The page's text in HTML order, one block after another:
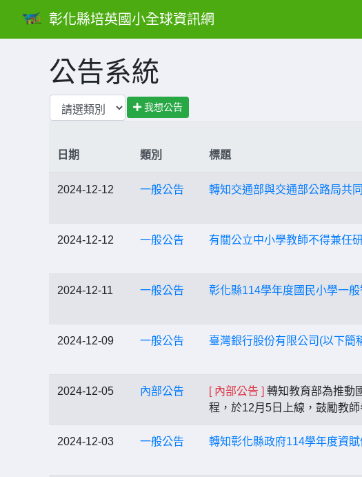
彰化縣培英國小全球資訊網
公告系統
我想公告
日期 類別 標題
2024-12-12 一般公告 轉知交通部與交通部公路局共
2024-12-12 一般公告 有關公立中小學教師不得兼任
2024-12-11 一般公告 彰化縣114學年度國民小學一
2024-12-09 一般公告 臺灣銀行股份有限公司(以下
2024-12-05 內部公告 [ 內部公告 ] 轉知教育部為推動
程，於12月5日上線，鼓勵教師
2024-12-03 一般公告 轉知彰化縣政府114學年度資